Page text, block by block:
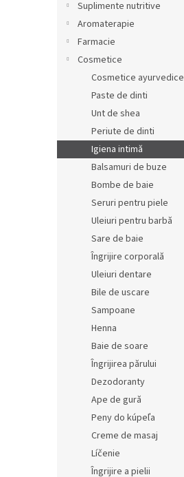
Suplimente nutritive
Aromaterapie
Farmacie
Cosmetice
Cosmetice ayurvedice
Paste de dinti
Unt de shea
Periute de dinti
Igiena intimă
Balsamuri de buze
Bombe de baie
Seruri pentru piele
Uleiuri pentru barbă
Sare de baie
Îngrijire corporală
Uleiuri dentare
Bile de uscare
Sampoane
Henna
Baie de soare
Îngrijirea părului
Dezodoranty
Ape de gură
Peny do kúpeľa
Creme de masaj
Líčenie
Îngrijire a pielii